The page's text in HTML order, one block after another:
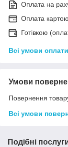
Оплата на
Оплата
Готівкою
Всі умови оплати
Умови
Повернення
Всі умови
Подібні